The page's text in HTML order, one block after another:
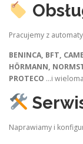
Pracujemy z
BENINCA, BFT,
HÖRMANN,
PROTECO …i
Naprawiamy i